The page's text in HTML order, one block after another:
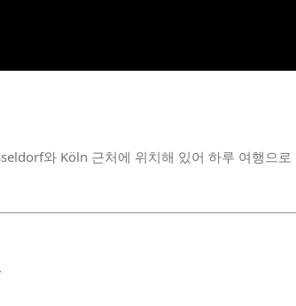
와 Köln 근처에 위치해 있어 하루 여행으